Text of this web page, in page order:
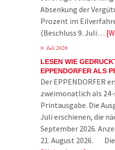
Absenkung der
Prozent im
(Beschluss 9. Juli…
9. Juli 2026
LESEN WIE
EPPENDORFER ALS
Der EPPENDORFER
zweimonatlich als
Printausgabe. Die
Juli erschienen, die
September 2026.
21. August 2026.